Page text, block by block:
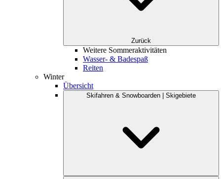
Zurück
Weitere Sommeraktivitäten
Wasser- & Badespaß
Reiten
Winter
Übersicht
Skifahren & Snowboarden | Skigebiete